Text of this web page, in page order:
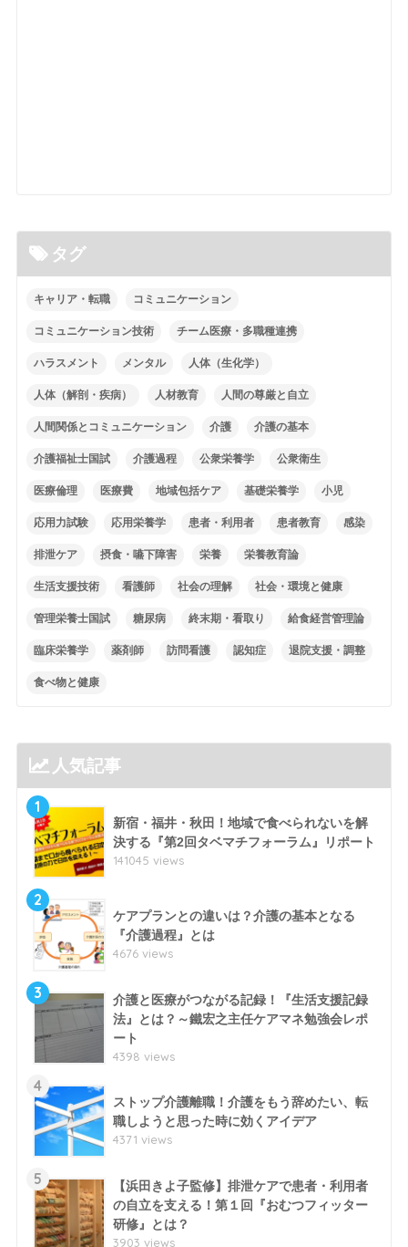
タグ
キャリア・転職 コミュニケーション
コミュニケーション技術 チーム医療・多職種連携
ハラスメント メンタル 人体（生化学）
人体（解剖・疾病） 人材教育 人間の尊厳と自立
人間関係とコミュニケーション 介護 介護の基本
介護福祉士国試 介護過程 公衆栄養学 公衆衛生
医療倫理 医療費 地域包括ケア 基礎栄養学 小児
応用力試験 応用栄養学 患者・利用者 患者教育 感染
排泄ケア 摂食・嚥下障害 栄養 栄養教育論
生活支援技術 看護師 社会の理解 社会・環境と健康
管理栄養士国試 糖尿病 終末期・看取り 給食経営管理論
臨床栄養学 薬剤師 訪問看護 認知症 退院支援・調整
食べ物と健康
人気記事
1
新宿・福井・秋田！地域で食べられないを解
決する『第2回タベマチフォーラム』リポート
141045 views
2
ケアプランとの違いは？介護の基本となる
『介護過程』とは
4676 views
3
介護と医療がつながる記録！『生活支援記録
法』とは？～鐵宏之主任ケアマネ勉強会レポ
ート
4398 views
4
ストップ介護離職！介護をもう辞めたい、転
職しようと思った時に効くアイデア
4371 views
5
【浜田きよ子監修】排泄ケアで患者・利用者
の自立を支える！第１回『おむつフィッター
研修』とは？
3903 views